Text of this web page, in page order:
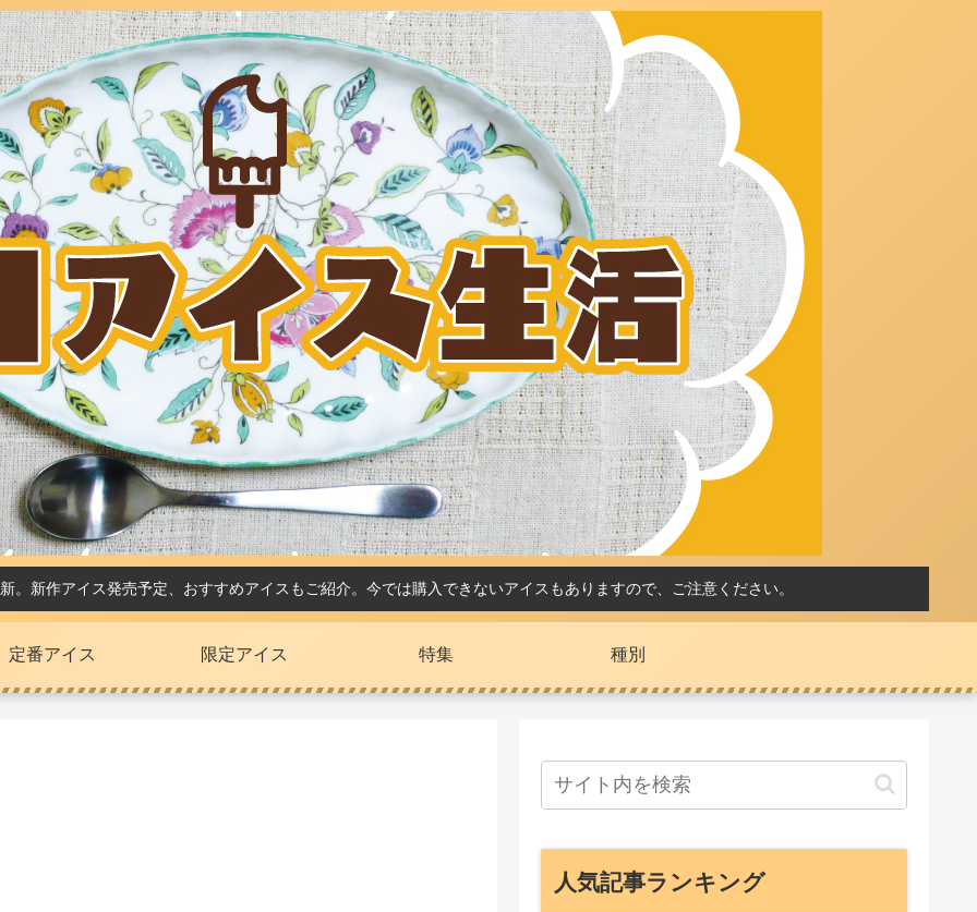
。新作アイス発売予定、おすすめアイスもご紹介。今では購入できないアイスもありますので、ご注意ください。
定番アイス 限定アイス 特集 種別
人気記事ランキング